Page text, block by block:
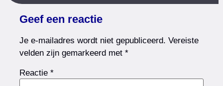
Geef een reactie
Je e-mailadres wordt niet gepubliceerd. Vereiste
velden zijn gemarkeerd met*
Reactie*